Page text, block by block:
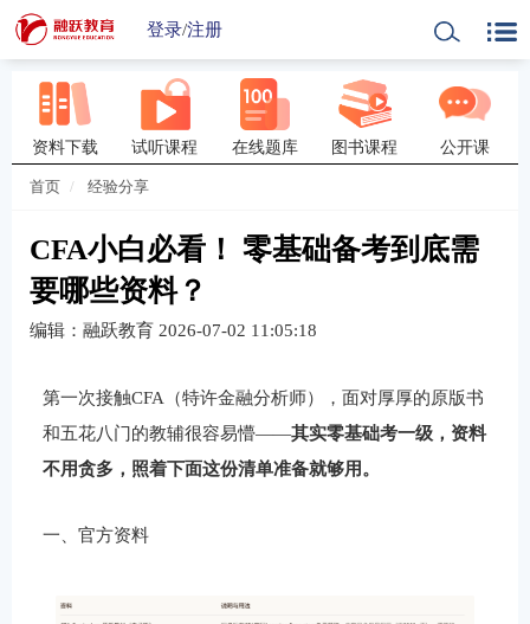
登录/注册
资料下载 试听课程 在线题库 图书课程 公开课
首页 经验分享
CFA小白必看！ 零基础备考到底需
要哪些资料？
编辑：融跃教育 2026-07-02 11:05:18
第一次接触CFA（特许金融分析师），面对厚厚的原版书
和五花八门的教辅很容易懵——其实零基础考一级，资料
不用贪多，照着下面这份清单准备就够用。
一、官方资料